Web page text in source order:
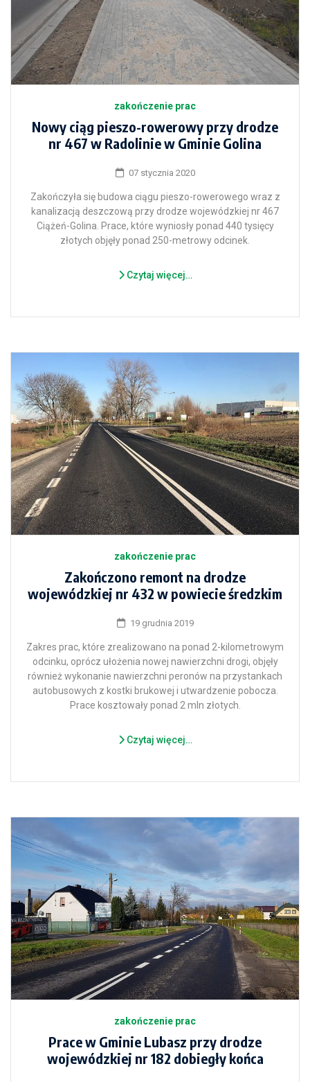
zakończenie prac
Nowy ciąg pieszo-rowerowy przy drodze
nr 467 w Radolinie w Gminie Golina
07 stycznia 2020
Zakończyła się budowa ciągu pieszo-rowerowego wraz z
kanalizacją deszczową przy drodze wojewódzkiej nr 467
Ciążeń-Golina. Prace, które wyniosły ponad 440 tysięcy
złotych objęły ponad 250-metrowy odcinek.
Czytaj więcej…
zakończenie prac
Zakończono remont na drodze
wojewódzkiej nr 432 w powiecie średzkim
19 grudnia 2019
Zakres prac, które zrealizowano na ponad 2-kilometrowym
odcinku, oprócz ułożenia nowej nawierzchni drogi, objęły
również wykonanie nawierzchni peronów na przystankach
autobusowych z kostki brukowej i utwardzenie pobocza.
Prace kosztowały ponad 2 mln złotych.
Czytaj więcej…
zakończenie prac
Prace w Gminie Lubasz przy drodze
wojewódzkiej nr 182 dobiegły końca